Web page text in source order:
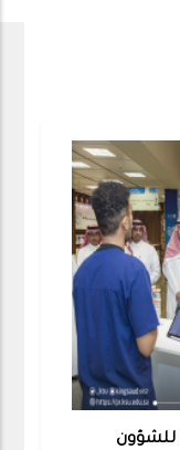
للشؤون